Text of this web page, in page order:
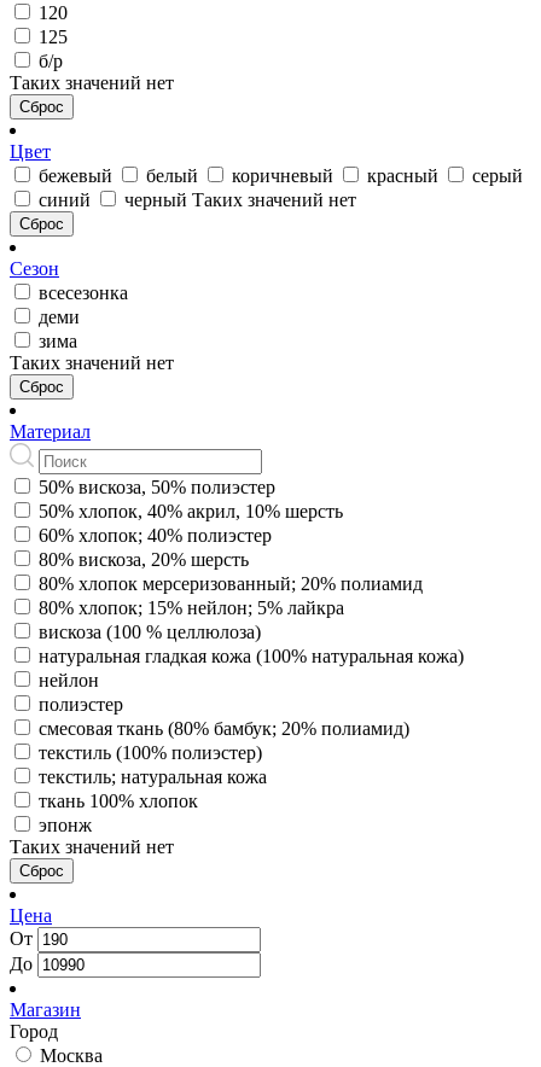
120
125
б/р
Таких значений нет
Сброс
Цвет
бежевый
белый коричневый красный
серый
синий
черный Таких значений нет
Сброс
Сезон
всесезонка
деми
зима
Таких значений нет
Сброс
Материал
50% вискоза, 50% полиэстер
50% хлопок, 40% акрил, 10% шерсть
60% хлопок; 40% полиэстер
80% вискоза, 20% шерсть
80% хлопок мерсеризованный; 20% полиамид
80% хлопок; 15% нейлон; 5% лайкра
вискоза (100 % целлюлоза)
натуральная гладкая кожа (100% натуральная кожа)
нейлон
полиэстер
смесовая ткань (80% бамбук; 20% полиамид)
текстиль (100% полиэстер)
текстиль; натуральная кожа
ткань 100% хлопок
эпонж
Таких значений нет
Сброс
Цена
От
До
Магазин
Город
Москва